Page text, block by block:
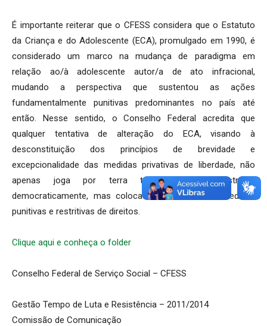
É importante reiterar que o CFESS considera que o Estatuto
da Criança e do Adolescente (ECA), promulgado em 1990, é
considerado um marco na mudança de paradigma em
relação ao/à adolescente autor/a de ato infracional,
mudando a perspectiva que sustentou as ações
fundamentalmente punitivas predominantes no país até
então. Nesse sentido, o Conselho Federal acredita que
qualquer tentativa de alteração do ECA, visando à
desconstituição dos princípios de brevidade e
excepcionalidade das medidas privativas de liberdade, não
apenas joga por terra tal processo construído
democraticamente, mas coloca em evidência as medidas
punitivas e restritivas de direitos.
Clique aqui e conheça o folder
Conselho Federal de Serviço Social – CFESS
Gestão Tempo de Luta e Resistência – 2011/2014
Comissão de Comunicação